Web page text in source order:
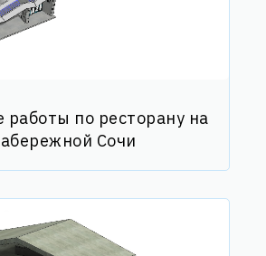
по ресторану на
Сочи